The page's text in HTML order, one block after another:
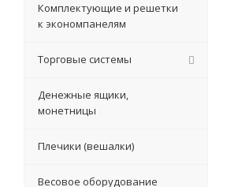
Комплектующие и решетки
к экономпанелям
Торговые системы
Денежные ящики,
монетницы
Плечики (вешалки)
Весовое оборудование